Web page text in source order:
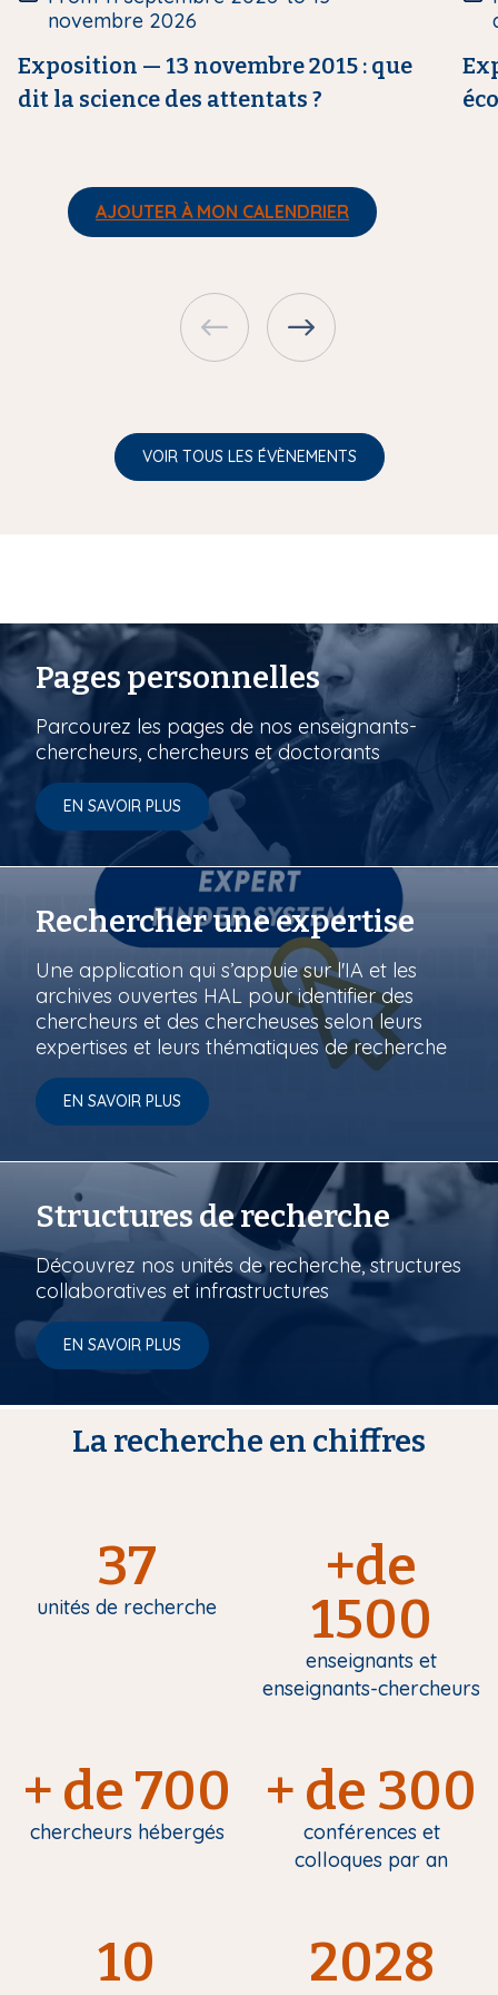
novembre 2026
Exposition — 13 novembre 2015 : que
dit la science des attentats ?
AJOUTER À MON CALENDRIER
VOIR TOUS LES ÉVÈNEMENTS
Pages personnelles
Parcourez les pages de nos enseignants-
chercheurs, chercheurs et doctorants
EN SAVOIR PLUS
Rechercher une expertise
Une application qui s’appuie sur l'IA et les
archives ouvertes HAL pour identifier des
chercheurs et des chercheuses selon leurs
expertises et leurs thématiques de recherche
EN SAVOIR PLUS
Structures de recherche
Découvrez nos unités de recherche, structures
collaboratives et infrastructures
EN SAVOIR PLUS
La recherche en chiffres
37
unités de recherche
+de
1500
enseignants et
enseignants-chercheurs
+ de 700
chercheurs hébergés
+ de 300
conférences et
colloques par an
10 2028